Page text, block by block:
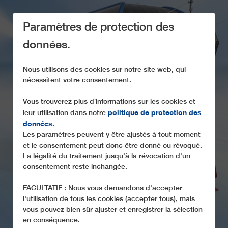
LE GROUPE
Technologies d'hiver de notre propre fabrication
Paramètres de protection des
données.
Nous utilisons des cookies sur notre site web, qui
nécessitent votre consentement.
Vous trouverez plus d´informations sur les cookies et
leur utilisation dans notre politique de protection des
données.
Les paramètres peuvent y être ajustés à tout moment
et le consentement peut donc être donné ou révoqué.
La légalité du traitement jusqu'à la révocation d'un
consentement reste inchangée.
FACULTATIF : Nous vous demandons d'accepter
l'utilisation de tous les cookies (accepter tous), mais
vous pouvez bien sûr ajuster et enregistrer la sélection
en conséquence.